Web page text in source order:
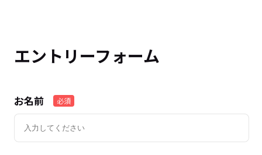
エントリーフォーム
お名前 必須